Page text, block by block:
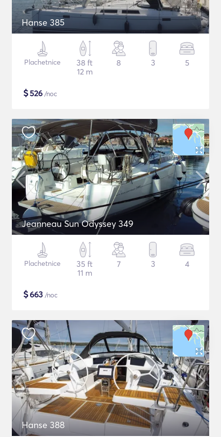
Hanse 385
Plachetnice
38 ft
12 m
8 3 5
$526 /noc
Jeanneau Sun Odyssey 349
Plachetnice
35 ft
11 m
7 3 4
$663 /noc
Hanse 388